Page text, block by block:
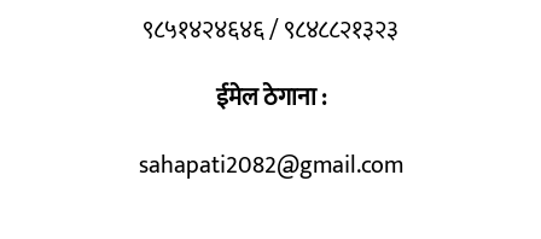
९८५१४२४६४६ / ९८४८८२१३२३
ईमेल ठेगाना :
sahapati2082@gmail.com